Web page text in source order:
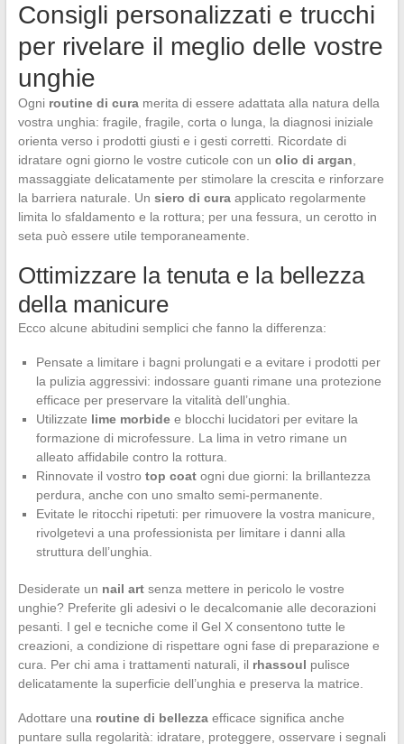
Consigli personalizzati e trucchi
per rivelare il meglio delle vostre
unghie
Ogni routine di curamerita di essere adattata alla natura della
vostra unghia: fragile, fragile, corta o lunga, la diagnosi iniziale
orienta verso i prodotti giusti e i gesti corretti. Ricordate di
idratare ogni giorno le vostre cuticole con un olio di argan
massaggiate delicatamente per stimolare la crescita e rinforzare
la barriera naturale. Un siero di curaapplicato regolarmente
limita lo sfaldamento e la rottura; per una fessura, un cerotto in
seta può essere utile temporaneamente.
Ottimizzare la tenuta e la bellezza
della manicure
Ecco alcune abitudini semplici che fanno la differenza:
Pensate a limitare i bagni prolungati e a evitare i prodotti per
la pulizia aggressivi: indossare guanti rimane una protezione
efficace per preservare la vitalità dell’unghia.
Utilizzate lime morbidee blocchi lucidatori per evitare la
formazione di microfessure. La lima in vetro rimane un
alleato affidabile contro la rottura.
Rinnovate il vostro top coatogni due giorni: la brillantezza
perdura, anche con uno smalto semi-permanente.
Evitate le ritocchi ripetuti: per rimuovere la vostra manicure,
rivolgetevi a una professionista per limitare i danni alla
struttura dell’unghia.
Desiderate un nail artsenza mettere in pericolo le vostre
unghie? Preferite gli adesivi o le decalcomanie alle decorazioni
pesanti. I gel e tecniche come il Gel X consentono tutte le
creazioni, a condizione di rispettare ogni fase di preparazione e
cura. Per chi ama i trattamenti naturali, il rhassoul pulisce
delicatamente la superficie dell’unghia e preserva la matrice.
Adottare una routine di bellezzaefficace significa anche
puntare sulla regolarità: idratare, proteggere, osservare i segnali